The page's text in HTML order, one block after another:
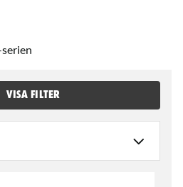
VISA FILTER